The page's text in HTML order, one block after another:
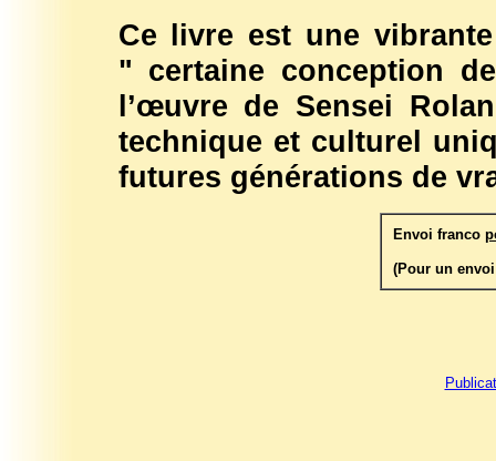
Ce livre est une
" certaine conception
l’œuvre de Sensei
technique et culturel
futures générations de
Envoi franco
(Pour un